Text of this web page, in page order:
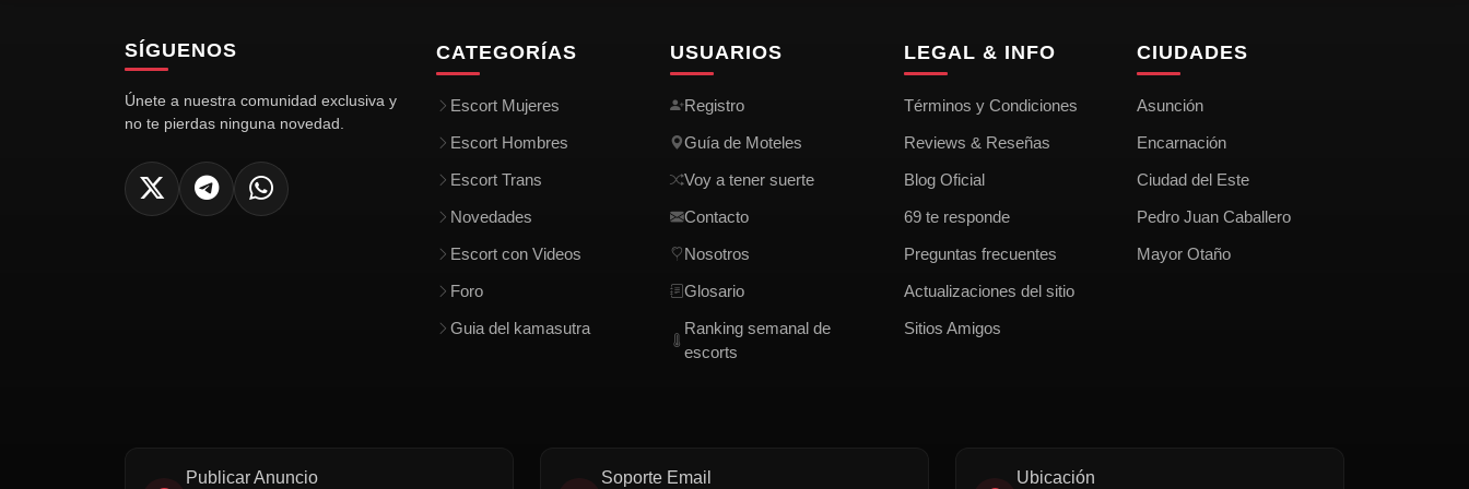
SÍGUENOS
Únete a nuestra comunidad exclusiva y
no te pierdas ninguna novedad.
CATEGORÍAS
Escort Mujeres
Escort Hombres
Escort Trans
Novedades
Escort con Videos
Foro
Guia del kamasutra
USUARIOS
Registro
Guía de Moteles
Voy a tener suerte
Contacto
Nosotros
Glosario
Ranking semanal de
escorts
LEGAL & INFO
Términos y Condiciones
Reviews & Reseñas
Blog Oficial
69 te responde
Preguntas frecuentes
Actualizaciones del sitio
Sitios Amigos
CIUDADES
Asunción
Encarnación
Ciudad del Este
Pedro Juan Caballero
Mayor Otaño
Publicar Anuncio Soporte Email Ubicación